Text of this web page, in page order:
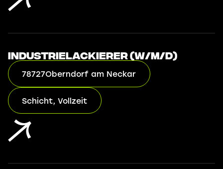
Industrielackierer (w/m/d)
78727Oberndorf am Neckar
Schicht, Vollzeit